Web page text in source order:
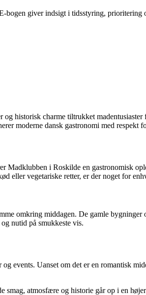
giver indsigt i tidsstyring,
og historisk charme tiltrukket
moderne dansk gastronomi med respekt
i Roskilde en gastronomisk
eller vegetariske retter, er der noget for
omkring middagen. De gamle
nutid på smukkeste vis.
events. Uanset om det er en romantisk
atmosfære og historie går op i en